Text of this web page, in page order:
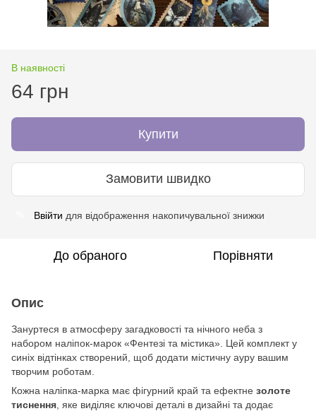
В наявності
64 грн
Купити
Замовити швидко
Ввійти для відображення накопичувальної знижки
До обраного Порівняти
Опис
Зануртеся в атмосферу загадковості та нічного неба з
набором наліпок-марок «Фентезі та містика». Цей комплект у
синіх відтінках створений, щоб додати містичну ауру вашим
творчим роботам.
Кожна наліпка-марка має фігурний край та ефектне золоте
тиснення , яке виділяє ключові деталі в дизайні та додає